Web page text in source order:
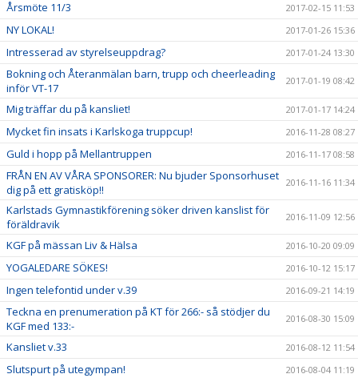
Årsmöte 11/3 2017-02-15 11:53
NY LOKAL! 2017-01-26 15:36
Intresserad av styrelseuppdrag? 2017-01-24 13:30
Bokning och Återanmälan barn, trupp och cheerleading
inför VT-17
2017-01-19 08:42
Mig träffar du på kansliet! 2017-01-17 14:24
Mycket fin insats i Karlskoga truppcup! 2016-11-28 08:27
Guld i hopp på Mellantruppen 2016-11-17 08:58
FRÅN EN AV VÅRA SPONSORER: Nu bjuder Sponsorhuset
dig på ett gratisköp!!
2016-11-16 11:34
Karlstads Gymnastikförening söker driven kanslist för
föräldravik
2016-11-09 12:56
KGF på mässan Liv & Hälsa 2016-10-20 09:09
YOGALEDARE SÖKES! 2016-10-12 15:17
Ingen telefontid under v.39 2016-09-21 14:19
Teckna en prenumeration på KT för 266:- så stödjer du
KGF med 133:-
2016-08-30 15:09
Kansliet v.33 2016-08-12 11:54
Slutspurt på utegympan! 2016-08-04 11:19